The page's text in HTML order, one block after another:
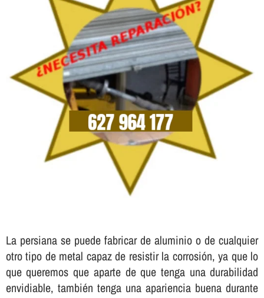
La persiana se puede fabricar de aluminio o de cualquier
otro tipo de metal capaz de resistir la corrosión, ya que lo
que queremos que aparte de que tenga una durabilidad
envidiable, también tenga una apariencia buena durante